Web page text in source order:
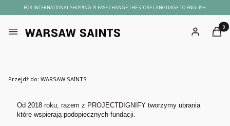
FOR INTERNATIONAL SHIPPING PLEASE CHANGE THE STORE LANGUAGE TO ENGLISH.
Menu Zaloguj się
Przejdź do: WARSAW SAINTS
Od 2018 roku, razem z PROJECTDIGNIFY tworzymy ubrania
które wspierają podopiecznych fundacji.